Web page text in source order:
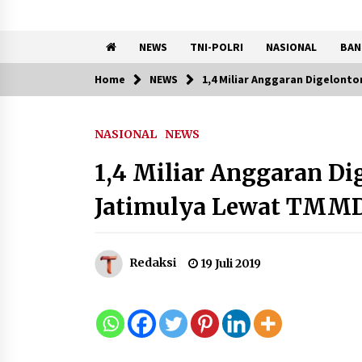
NEWS TNI-POLRI NASIONAL
Trending Now
Kemenkum Malut
Pengayoman ke-81 melalui
Fun Walk di Ternate
9 Agustus 2026
Gedung Dinas Teknis Masuk
8 Agustus 2026
Home NEWS 1,4 Miliar Anggaran
NASIONAL NEWS
1,4 Miliar Anggaran
Jatimulya Lewat
Redaksi 19 Juli 2019